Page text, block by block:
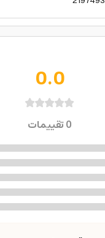
0.0
0تقييمات